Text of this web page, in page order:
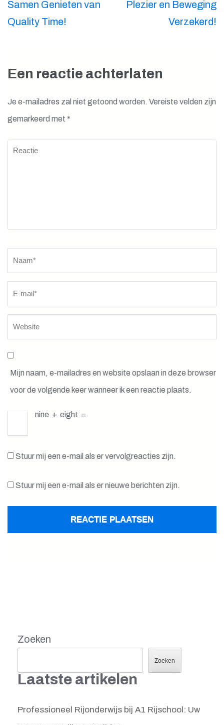
Samen Genieten van
Quality Time!
Plezier en Beweging
Verzekerd!
Een reactie achterlaten
Je e-mailadres zal niet getoond worden. Vereiste velden zijn
gemarkeerd met *
Reactie
Naam
Mijn naam, e-mailadres en website opslaan in deze browser
voor de volgende keer wanneer ik een reactie plaats.
nine + eight =
Stuur mij een e-mail als er vervolgreacties zijn.
Stuur mij een e-mail als er nieuwe berichten zijn.
Zoeken
Zoeken
Laatste artikelen
Professioneel Rijonderwijs bij A1 Rijschool: Uw